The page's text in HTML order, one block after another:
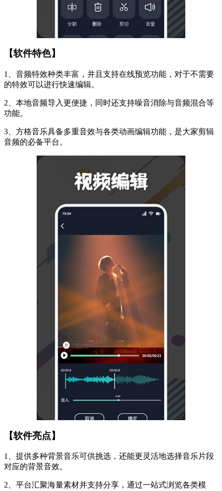
【软件特色】
1、音频特效种类丰富，并且支持在线预览功能，对于不需要
的特效可以进行快速编辑。
2、本地音频导入更便捷，同时还支持噪音消除与音频混合等
功能。
3、方格音乐具备多重音效与各类动画编辑功能，是大家剪辑
音频的必备平台。
【软件亮点】
1、提供多种背景音乐可供挑选，还能更灵活地选择音乐片段
对应的背景音效。
2、平台汇聚海量素材并支持分享，通过一站式浏览各类模